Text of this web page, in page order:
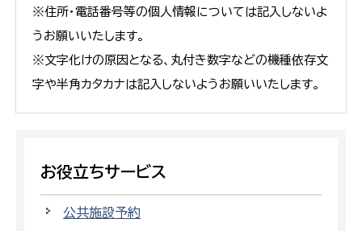
※住所・電話番号等の個人情報については記入しないよ
うお願いいたします。
※文字化けの原因となる、丸付き数字などの機種依存文
字や半角カタカナは記入しないようお願いいたします。
お役立ちサービス
公共施設予約